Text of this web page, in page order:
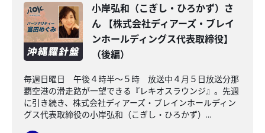
小岸弘和（こぎし・ひろかず）さ
ん 【株式会社ディアーズ・ブレイ
ンホールディングス代表取締役】
（後編）
毎週日曜日 午後４時半～５時 放送中４月５日放送分那
覇空港の滑走路が一望できる『レキオスラウンジ』。先週
に引き続き、株式会社ディアーズ・ブレインホールディン
グス代表取締役の小岸弘和（こぎし・ひろかず）...